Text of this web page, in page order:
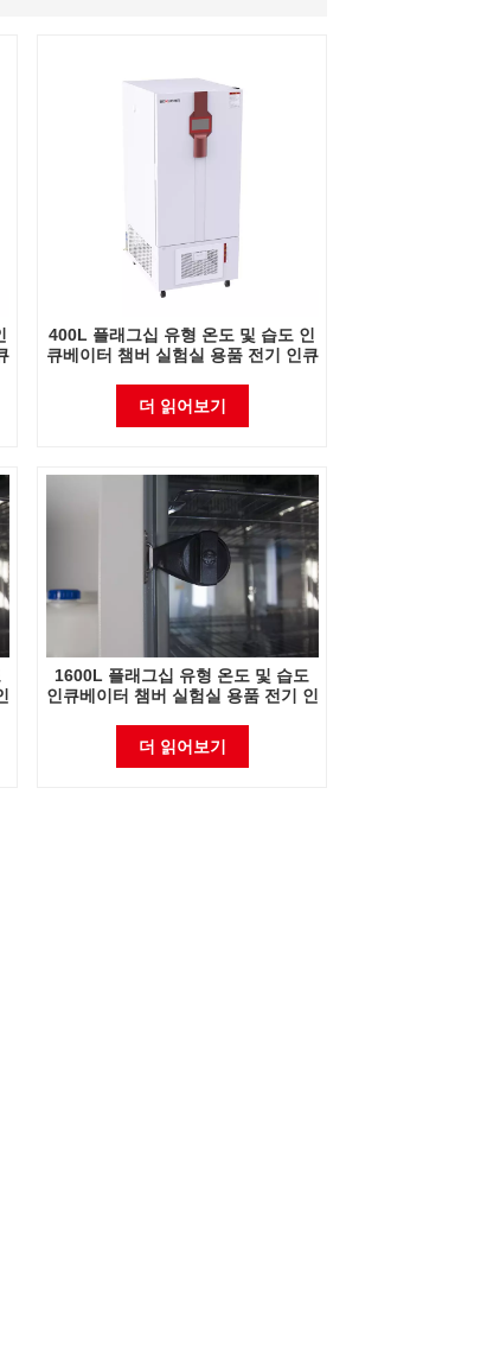
400L 플래그십 유형 온도 및 습도 인
큐베이터 챔버 실험실 용품 전기 인큐
더 읽어보기
1600L 플래그십 유형 온도 및 습도
인큐베이터 챔버 실험실 용품 전기 인
더 읽어보기